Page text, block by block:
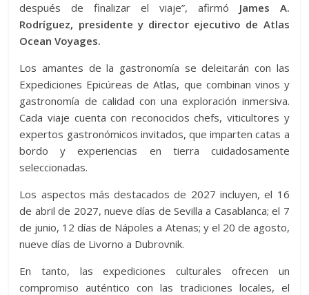
después de finalizar el viaje”, afirmó James A.
Rodríguez, presidente y director ejecutivo de Atlas
Ocean Voyages.
Los amantes de la gastronomía se deleitarán con las
Expediciones Epicúreas de Atlas, que combinan vinos y
gastronomía de calidad con una exploración inmersiva.
Cada viaje cuenta con reconocidos chefs, viticultores y
expertos gastronómicos invitados, que imparten catas a
bordo y experiencias en tierra cuidadosamente
seleccionadas.
Los aspectos más destacados de 2027 incluyen, el 16
de abril de 2027, nueve días de Sevilla a Casablanca; el 7
de junio, 12 días de Nápoles a Atenas; y el 20 de agosto,
nueve días de Livorno a Dubrovnik.
En tanto, las expediciones culturales ofrecen un
compromiso auténtico con las tradiciones locales, el